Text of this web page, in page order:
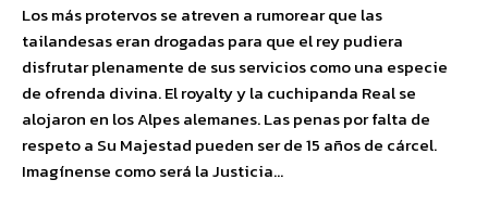
Los más protervos se atreven a rumorear que las
tailandesas eran drogadas para que el rey pudiera
disfrutar plenamente de sus servicios como una especie
de ofrenda divina. El royalty y la cuchipanda Real se
alojaron en los Alpes alemanes. Las penas por falta de
respeto a Su Majestad pueden ser de 15 años de cárcel.
Imagínense como será la Justicia…